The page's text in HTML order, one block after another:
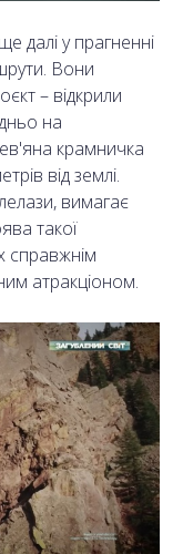
далі у прагненні
Вони
– відкрили
на
крамничка
від землі.
вимагає
такої
справжнім
атракціоном.